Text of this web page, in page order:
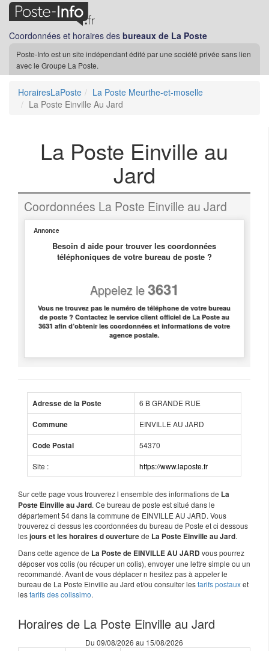
Coordonnées et horaires des bureaux de La Poste
Poste-Info est un site indépendant édité par une société privée sans lien
avec le Groupe La Poste.
HorairesLaPoste
La Poste Meurthe-et-moselle
La Poste Einville Au Jard
La Poste Einville au
Jard
Coordonnées La Poste Einville au Jard
Annonce
Besoin d aide pour trouver les coordonnées
téléphoniques de votre bureau de poste ?
Appelez le3631
Vous ne trouvez pas le numéro de téléphone de votre bureau
de poste ? Contactez le service client officiel de La Poste au
3631 afin d’obtenir les coordonnées et informations de votre
agence postale.
Adresse de la Poste 6 B GRANDE RUE
Commune EINVILLE AU JARD
Code Postal 54370
Site : https://www.laposte.fr
Sur cette page vous trouverez l ensemble des informations de La
Poste Einville au Jard. Ce bureau de poste est situé dans le
département 54 dans la commune de EINVILLE AU JARD. Vous
trouverez ci dessus les coordonnées du bureau de Poste et ci dessous
lesjours et les horaires d ouverturede La Poste Einville au Jard.
Dans cette agence de La Poste de EINVILLE AU JARD vous pourrez
déposer vos colis (ou récuper un colis), envoyer une lettre simple ou un
recommandé. Avant de vous déplacer n hesitez pas à appeler le
bureau de La Poste Einville au Jard et/ou consulter lestarifs postauxet
lestarifs des colissimo.
Horaires de La Poste Einville au Jard
Du 09/08/2026 au 15/08/2026